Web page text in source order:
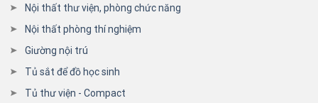
Nội thất thư viện, phòng chức năng
Nội thất phòng thí nghiệm
Giường nội trú
Tủ sắt để đồ học sinh
Tủ thư viện - Compact